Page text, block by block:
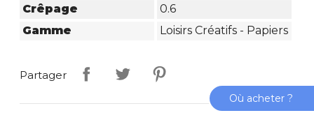
Crêpage
0.6
Gamme
Loisirs Créatifs - Papiers
Partager
Où acheter ?